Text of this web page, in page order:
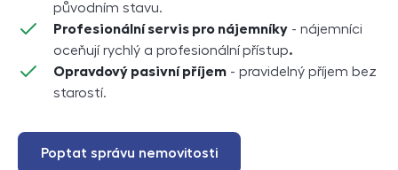
původním stavu.
Profesionální servis pro nájemníky - nájemníci
oceňují rychlý a profesionálnípřístup.
Opravdový pasivní příjem - pravidelný příjem bez
starostí.
Poptat správu nemovitosti